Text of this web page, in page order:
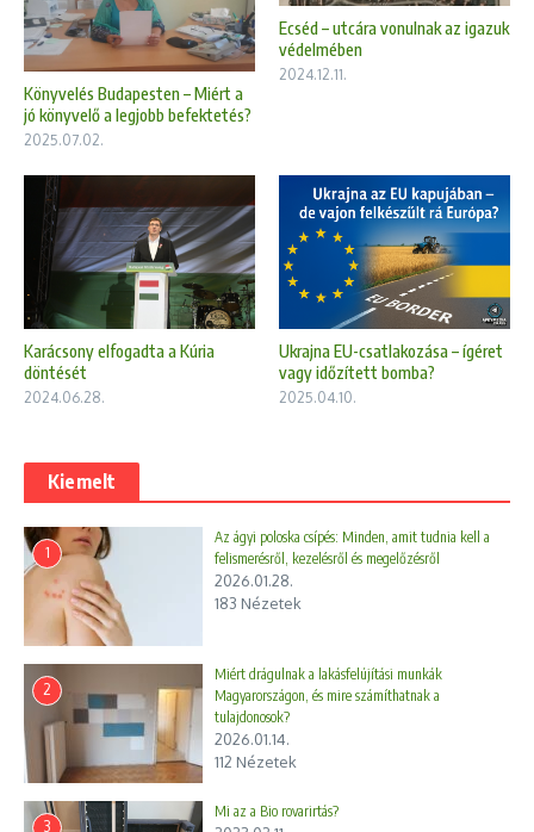
Könyvelés Budapesten – Miért a
jó könyvelő a legjobb befektetés?
2025.07.02.
Ecséd – utcára vonulnak az igazuk
védelmében
2024.12.11.
Karácsony elfogadta a Kúria
döntését
2024.06.28.
Ukrajna EU-csatlakozása – ígéret
vagy időzített bomba?
2025.04.10.
Kiemelt
1
Az ágyi poloska csípés: Minden, amit tudnia kell a
felismerésről, kezelésről és megelőzésről
2026.01.28.
183 Nézetek
2
Miért drágulnak a lakásfelújítási munkák
Magyarországon, és mire számíthatnak a
tulajdonosok?
2026.01.14.
112 Nézetek
3
Mi az a Bio rovarirtás?